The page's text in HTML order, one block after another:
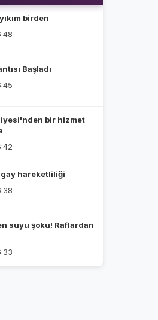
birden
Başladı
bir hizmet
hareketliliği
suyu şoku! Raflardan